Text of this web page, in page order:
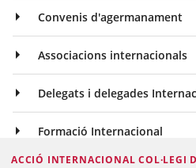
Convenis d'agermanament
Associacions internacionals
Delegats i delegades
Formació Internacional
ACCIÓ INTERNACIONAL COL·LEGI